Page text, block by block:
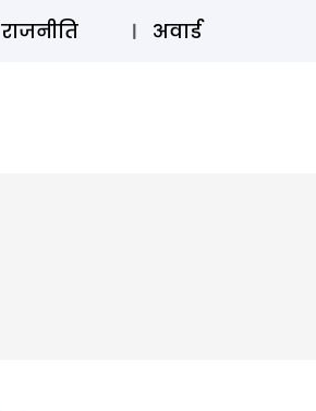
⚲ SUBSCRIBE
राजनीति अवार्ड